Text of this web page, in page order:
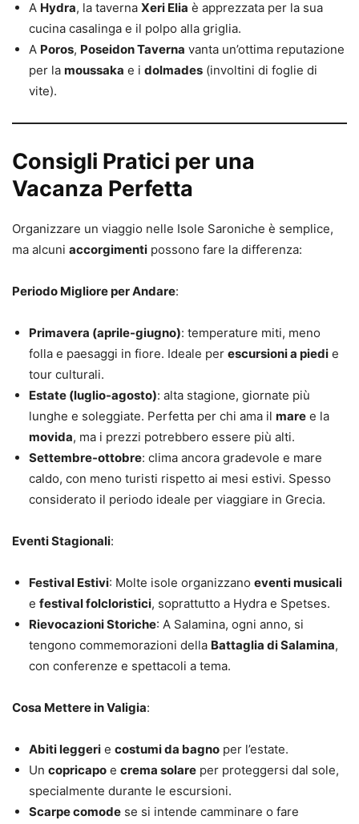
A Hydra, la taverna Xeri Elia è apprezzata per la sua
cucina casalinga e il polpo alla griglia.
A Poros, Poseidon Taverna vanta un’ottima reputazione
per la moussaka e i dolmades (involtini di foglie di
vite).
Consigli Pratici per una
Vacanza Perfetta
Organizzare un viaggio nelle Isole Saroniche è semplice,
ma alcuni accorgimenti possono fare la differenza:
Periodo Migliore per Andare:
Primavera (aprile-giugno): temperature miti, meno
folla e paesaggi in fiore. Ideale per escursioni a piedi e
tour culturali.
Estate (luglio-agosto): alta stagione, giornate più
lunghe e soleggiate. Perfetta per chi ama il mare e la
movida, ma i prezzi potrebbero essere più alti.
Settembre-ottobre: clima ancora gradevole e mare
caldo, con meno turisti rispetto ai mesi estivi. Spesso
considerato il periodo ideale per viaggiare in Grecia.
Eventi Stagionali:
Festival Estivi: Molte isole organizzano eventi musicali
e festival folcloristici, soprattutto a Hydra e Spetses.
Rievocazioni Storiche: A Salamina, ogni anno, si
tengono commemorazioni della Battaglia di Salamina,
con conferenze e spettacoli a tema.
Cosa Mettere in Valigia:
Abiti leggeri e costumi da bagno per l’estate.
Un copricapo e crema solare per proteggersi dal sole,
specialmente durante le escursioni.
Scarpe comode se si intende camminare o fare